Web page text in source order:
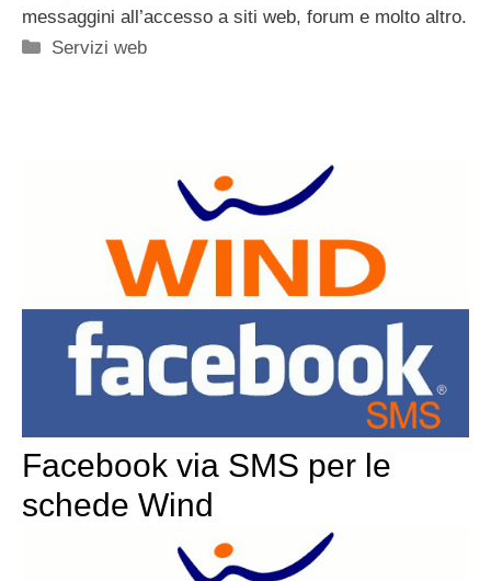
messaggini all’accesso a siti web, forum e molto altro.
Categorie
Servizi web
Facebook via SMS per le
schede Wind